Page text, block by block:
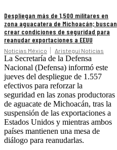
Despliegan más de 1,500 militares en
zona aguacatera de Michoacán; buscan
crear condiciones de seguridad para
reanudar exportaciones a EEUU
Noticias México Aristegui Noticias
La Secretaría de la Defensa
Nacional (Defensa) informó este
jueves del despliegue de 1.557
efectivos para reforzar la
seguridad en las zonas productoras
de aguacate de Michoacán, tras la
suspensión de las exportaciones a
Estados Unidos y mientras ambos
países mantienen una mesa de
diálogo para reanudarlas.